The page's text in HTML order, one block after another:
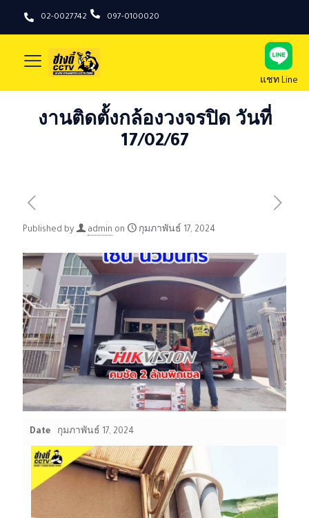
02-0027742 097-0100020
แชท Line
งานติดตั้งกล้องวงจรปิด วันที่
17/02/67
Published by admin on กุมภาพันธ์ 17, 2024
Date กุมภาพันธ์ 17, 2024